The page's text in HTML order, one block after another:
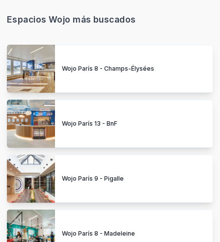
Espacios Wojo más buscados
Wojo París 8 - Champs-Élysées
Wojo París 13 - BnF
Wojo París 9 - Pigalle
Wojo París 8 - Madeleine